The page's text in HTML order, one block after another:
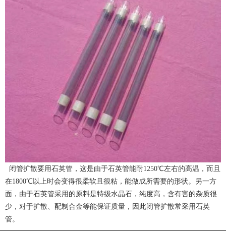
闭管扩散要用石英管，这是由于石英管能耐1250℃左右的高温，而且
在1800℃以上时会变得很柔软且很粘，能做成所需要的形状。另一方
面，由于石英管采用的原料是特级水晶石，纯度高，含有害的杂质很
少，对于扩散、配制合金等能保证质量，因此闭管扩散常采用石英
管。